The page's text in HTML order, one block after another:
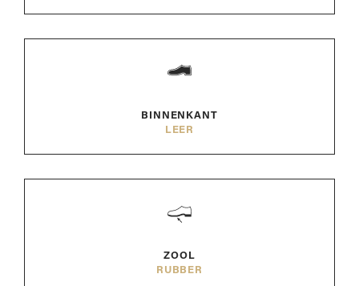
BINNENKANT
LEER
ZOOL
RUBBER